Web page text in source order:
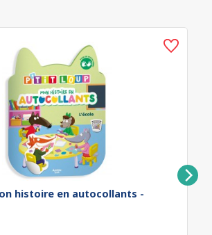
histoire en autocollants -